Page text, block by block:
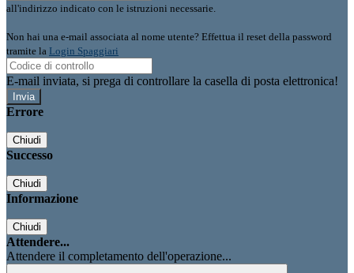
all'indirizzo indicato con le istruzioni necessarie.
Non hai una e-mail associata al nome utente? Effettua il reset della password
tramite la Login Spaggiari
E-mail inviata, si prega di controllare la casella di posta elettronica!
Errore
Chiudi
Successo
Chiudi
Informazione
Chiudi
Attendere...
Attendere il completamento dell'operazione...